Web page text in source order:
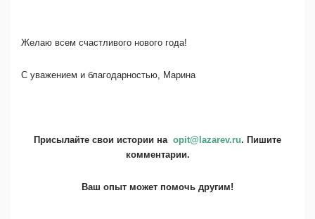
Желаю всем счастливого нового года!
С уважением и благодарностью, Марина
Присылайте свои истории на opit@lazarev.ru. Пишите
комментарии.
Ваш опыт может помочь другим!